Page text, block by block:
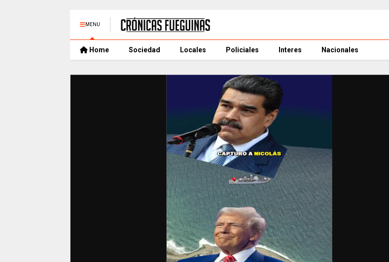
MENU
Home Sociedad Locales Policiales Interes Nacionales